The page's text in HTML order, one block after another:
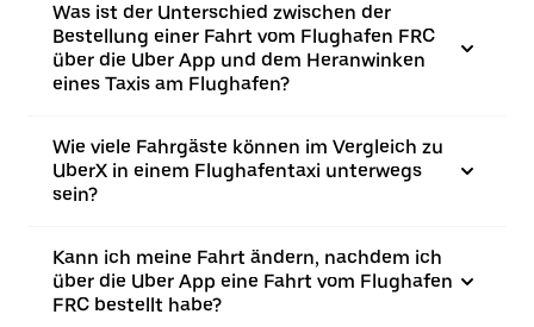
Was ist der Unterschied zwischen der
Bestellung einer Fahrt vom Flughafen FRC
über die Uber App und dem Heranwinken
eines Taxis am Flughafen?
Wie viele Fahrgäste können im Vergleich zu
UberX in einem Flughafentaxi unterwegs
sein?
Kann ich meine Fahrt ändern, nachdem ich
über die Uber App eine Fahrt vom Flughafen
FRC bestellt habe?